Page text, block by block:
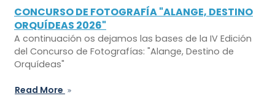
CONCURSO DE FOTOGRAFÍA "ALANGE, DESTINO
ORQUÍDEAS 2026"
A continuación os dejamos las bases de la IV Edición
del Concurso de Fotografías: "Alange, Destino de
Orquídeas"
Read More